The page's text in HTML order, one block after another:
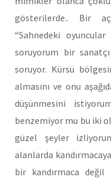
gösterilerde.. Bir
“Sahnedeki
soruyorum bir
soruyor. Kürsü
almasını ve onu
düşünmesini
benzemiyor mu bu iki
güzel şeyler
alanlarda
bir kandırmaca değil